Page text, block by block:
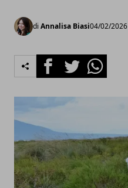
di Annalisa Biasi04/02/2026
FacebookTwitterWhatsapp